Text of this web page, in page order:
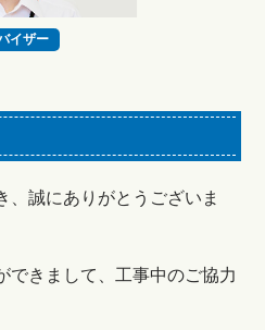
イザー
、誠にありがとうございま
できまして、工事中のご協力